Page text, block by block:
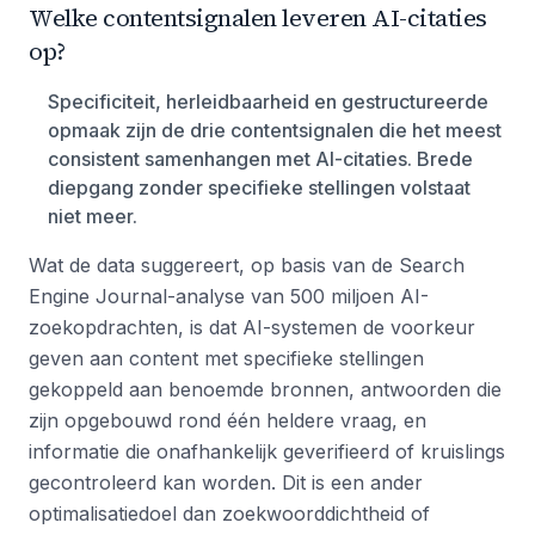
Welke contentsignalen leveren AI-citaties
op?
Specificiteit, herleidbaarheid en gestructureerde
opmaak zijn de drie contentsignalen die het meest
consistent samenhangen met AI-citaties. Brede
diepgang zonder specifieke stellingen volstaat
niet meer.
Wat de data suggereert, op basis van de Search
Engine Journal-analyse van 500 miljoen AI-
zoekopdrachten, is dat AI-systemen de voorkeur
geven aan content met specifieke stellingen
gekoppeld aan benoemde bronnen, antwoorden die
zijn opgebouwd rond één heldere vraag, en
informatie die onafhankelijk geverifieerd of kruislings
gecontroleerd kan worden. Dit is een ander
optimalisatiedoel dan zoekwoorddichtheid of